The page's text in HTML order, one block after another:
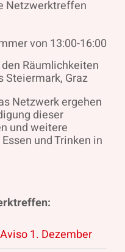
Netzwerktreffen
von 13:00-16:00
Räumlichkeiten
Steiermark, Graz
Netzwerk ergehen
dieser
und weitere
und Trinken in
1. Dezember